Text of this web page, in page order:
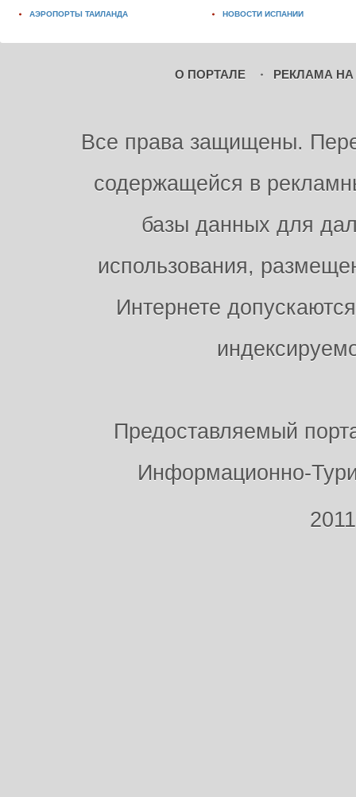
АЭРОПОРТЫ ТАИЛАНДА НОВОСТИ ИСПАНИИ
О ПОРТАЛЕ РЕКЛАМА НА
Все права защищены.
содержащейся в
базы данных для
использования,
Интернете
Предоставляемый
Информационно-